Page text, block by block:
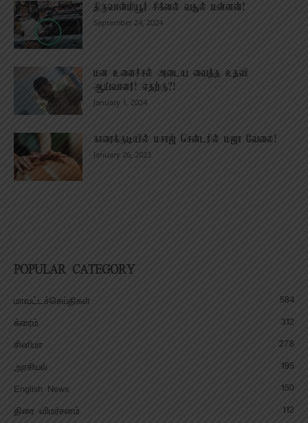
திருவான்மியூர் சிக்னல் வசூல் மன்னன்!
September 24, 2024
மன உளைச்சல் அடைய வைத்த உதவி
ஆய்வாளர்! எதற்கு?!
January 1, 2024
காரைக்குடியில் மசாஜ் சென்டரில் மஜா வேலை!
January 26, 2023
POPULAR CATEGORY
மாவட்டச்செய்திகள்
584
க்ரைம்
312
சினிமா
278
அரசியல்
195
English News
150
திரை விமர்சனம்
112